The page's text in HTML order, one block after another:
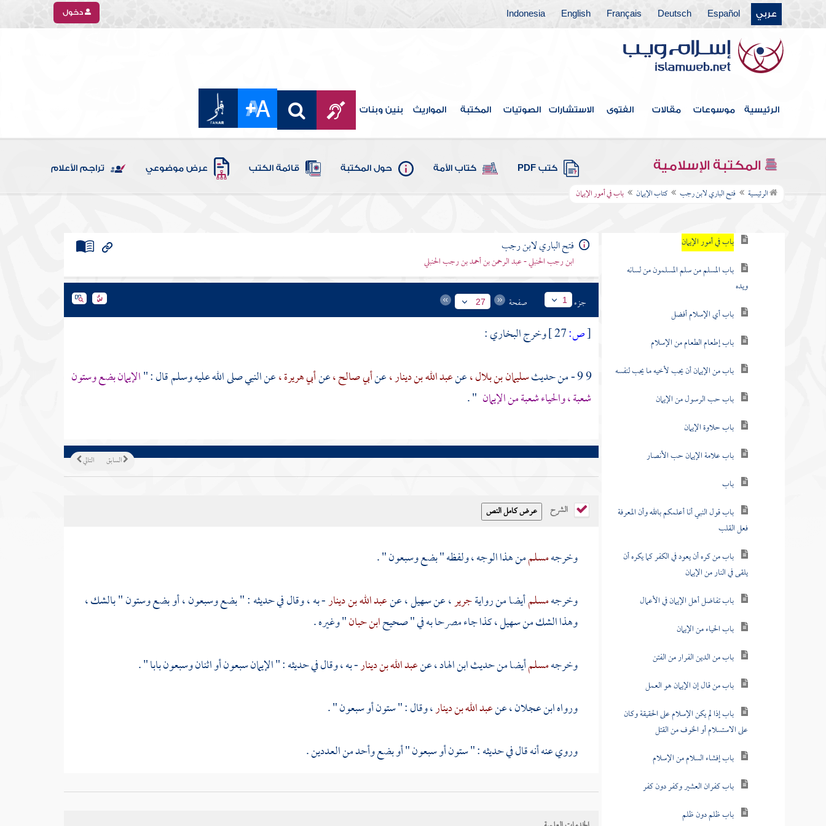
عربي Español
Deutsch
Français
English
Indonesia دخول
الرئيسية موسوعات مقالات الفتوى الاستشارات الصوتيات المكتبة المواريث بنين وبنات
المكتبة الإسلامية كتب PDF كتاب الأمة حول المكتبة قائمة الكتب عرض موضوعي تراجم الأعلام
الرئيسية فتح الباري لابن رجب كتاب الإيمان باب في أمور الإيمان
فهرس الكتاب
كتاب الإيمان
باب في أمور الإيمان
باب المسلم من سلم المسلمون من لسانه
ويده
باب أي الإسلام أفضل
باب إطعام الطعام من الإسلام
باب من الإيمان أن يحب لأخيه ما يحب لنفسه
باب حب الرسول من الإيمان
باب حلاوة الإيمان
باب علامة الإيمان حب الأنصار
باب
باب قول النبي أنا أعلمكم بالله وأن المعرفة
فعل القلب
باب من كره أن يعود في الكفر كما يكره أن
يلقى في النار من الإيمان
باب تفاضل أهل الإيمان في الأعمال
باب الحياء من الإيمان
باب من الدين الفرار من الفتن
باب من قال إن الإيمان هو العمل
باب إذا لم يكن الإسلام على الحقيقة وكان
على الاستسلام أو الخوف من القتل
باب إفشاء السلام من الإسلام
باب كفران العشير وكفر دون كفر
باب ظلم دون ظلم
فتح الباري لابن رجب
ابن رجب الحنبلي - عبد الرحمن بن أحمد بن رجب الحنبلي
جزء 1 صفحة 27
[ص:
وخرج البخاري :
9 9 - من حديث
سليمان بن بلال ،عنعبد الله بن دينار ،عنأبي صالح ،عنأبي هريرة ،عن النبي صلى الله عليه وسلم قال : "الإيمان بضع وستون
شعبة ، والحياء شعبة من الإيمان " .
التالي السابق
الشرح
وخرجهمسلممن هذا الوجه ، ولفظه " بضع وسبعون " .
وخرجهمسلمأيضا من روايةجرير، عنسهيل، عنعبد الله بن دينار- به ، وقال في حديثه : " بضع وسبعون ، أو بضع وستون " بالشك ،
وهذا الشك منسهيل، كذا جاء مصرحا به في " صحيحابن حبان" وغيره .
وخرجهمسلمأيضا من حديثابن الهاد، عنعبد الله بن دينار- به ، وقال في حديثه : " الإيمان سبعون أو اثنان وسبعون بابا " .
ورواهابن عجلان، عنعبد الله بن دينار، وقال : " ستون أو سبعون " .
وروي عنه أنه قال في حديثه : " ستون أو سبعون " أو بضع وأحد من العددين .
[ص:28 ] وروي عنعبد الرحمن بن عبد الله بن دينار، عن أبيه - بهذا اللفظ أيضا .